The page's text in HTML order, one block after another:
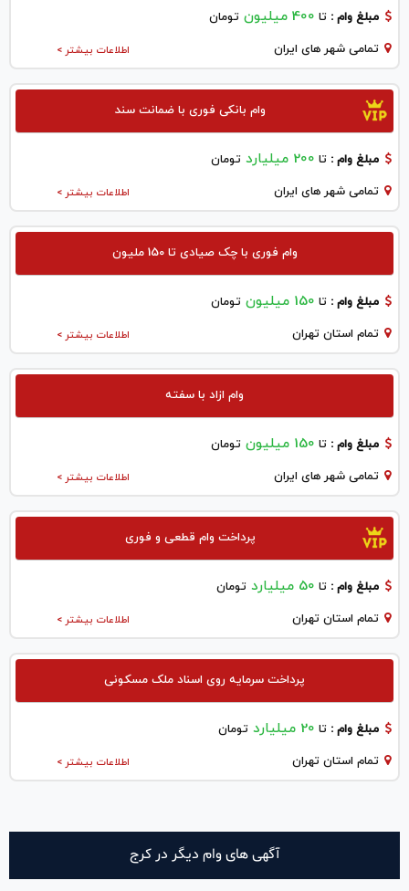
مبلغ وام : تا 400 میلیون تومان
اطلاعات بیشتر > تمامی شهر های ایران
وام بانکی فوری با ضمانت سند
مبلغ وام : تا 200 میلیارد تومان
اطلاعات بیشتر > تمامی شهر های ایران
وام فوری با چک صیادی تا 150 ملیون
مبلغ وام : تا 150 میلیون تومان
اطلاعات بیشتر > تمام استان تهران
وام ازاد با سفته
مبلغ وام : تا 150 میلیون تومان
اطلاعات بیشتر > تمامی شهر های ایران
پرداخت وام قطعی و فوری
مبلغ وام : تا 50 میلیارد تومان
اطلاعات بیشتر > تمام استان تهران
پرداخت سرمایه روی اسناد ملک مسکونی
مبلغ وام : تا 20 میلیارد تومان
اطلاعات بیشتر > تمام استان تهران
آگهی های وام دیگر در كرج